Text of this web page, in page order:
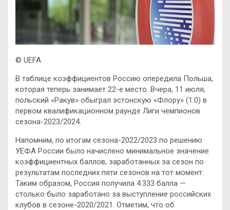
© UEFA
В таблице коэффициентов Россию опередила Польша,
которая теперь занимает 22-е место. Вчера, 11 июля,
польский «Ракув» обыграл эстонскую «Флору» (1:0) в
первом квалификационном раунде Лиги чемпионов
сезона-2023/2024.
Напомним, по итогам сезона-2022/2023 по решению
УЕФА России было начислено минимальное значение
коэффициентных баллов, заработанных за сезон по
результатам последних пяти сезонов на тот момент.
Таким образом, Россия получила 4.333 балла —
столько было заработано за выступление российских
клубов в сезоне-2020/2021. Отметим, что об